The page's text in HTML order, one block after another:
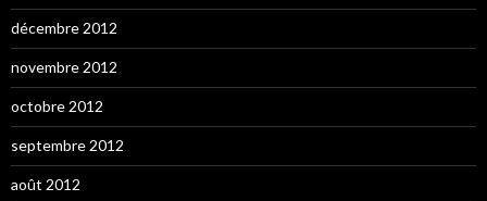
décembre 2012
novembre 2012
octobre 2012
septembre 2012
août 2012